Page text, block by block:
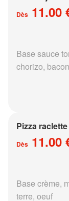
Dès 11.00
Base sauce
chorizo, bacon
Pizza
Dès 11.00
Base crème,
terre, oeuf